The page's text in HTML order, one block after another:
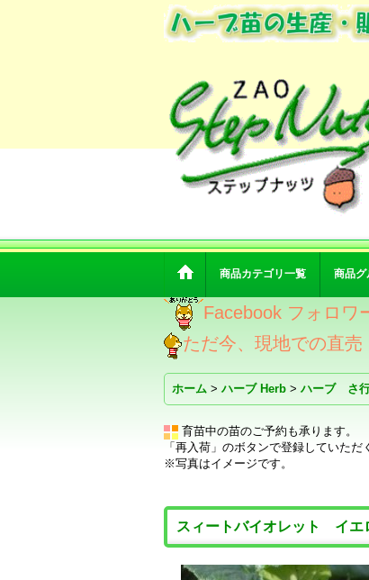
商品カテゴリ一覧 商品グ
Facebook フォロワ
ただ今、現地での直売
ホーム > ハーブ Herb > ハーブ さ
育苗中の苗のご予約も承ります。
「再入荷」のボタンで登録していた
※写真はイメージです。
スィートバイオレット イエ